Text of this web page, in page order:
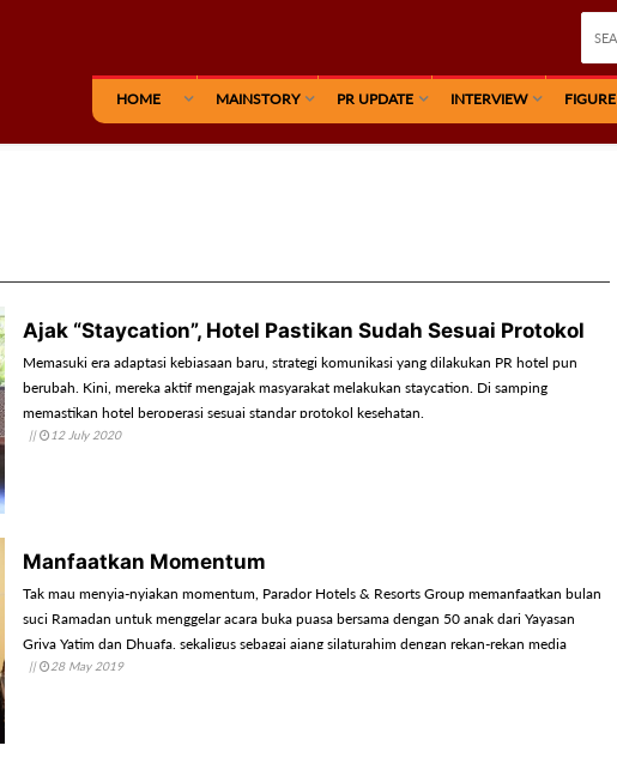
HOME MAINSTORY PR UPDATE INTERVIEW FIGURE
Ajak “Staycation”, Hotel Pastikan Sudah Sesuai Protokol
Memasuki era adaptasi kebiasaan baru, strategi komunikasi yang dilakukan PR hotel pun
berubah. Kini, mereka aktif mengajak masyarakat melakukan staycation. Di samping
memastikan hotel beroperasi sesuai standar protokol kesehatan.
|| 12 July 2020
Manfaatkan Momentum
Tak mau menyia-nyiakan momentum, Parador Hotels & Resorts Group memanfaatkan bulan
suci Ramadan untuk menggelar acara buka puasa bersama dengan 50 anak dari Yayasan
Griya Yatim dan Dhuafa, sekaligus sebagai ajang silaturahim dengan rekan-rekan media
nasional.
|| 28 May 2019